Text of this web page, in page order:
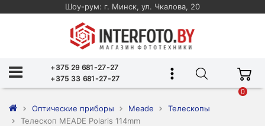
Шоу-рум: г. Минск, ул. Чкалова, 20
+375 29 681-27-27
+375 33 681-27-27
0
Оптические приборы Meade
Телескопы
Телескоп MEADE Polaris 114mm